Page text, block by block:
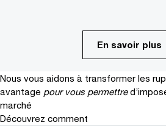
En savoir plus
Nous vous aidons à transformer les
avantage pour vous permettre
marché
Découvrez comment